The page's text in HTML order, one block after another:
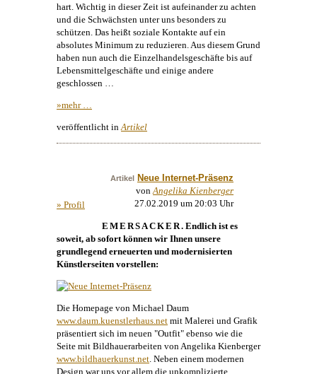
hart. Wichtig in dieser Zeit ist aufeinander zu achten
und die Schwächsten unter uns besonders zu
schützen. Das heißt soziale Kontakte auf ein
absolutes Minimum zu reduzieren. Aus diesem Grund
haben nun auch die Einzelhandelsgeschäfte bis auf
Lebensmittelgeschäfte und einige andere
geschlossen …
»mehr …
veröffentlicht inArtikel
Artikel
Neue Internet-Präsenz
vonAngelika Kienberger
» Profil
27.02.2019 um 20:03 Uhr
EMERSACKER. Endlich ist es
soweit, ab sofort können wir Ihnen unsere
grundlegend erneuerten und modernisierten
Künstlerseiten vorstellen:
Die Homepage von Michael Daum
www.daum.kuenstlerhaus.net mit Malerei und Grafik
präsentiert sich im neuen "Outfit" ebenso wie die
Seite mit Bildhauerarbeiten vonAngelika Kienberger
www.bildhauerkunst.net. Neben einem modernen
Design war uns vor allem die unkomplizierte